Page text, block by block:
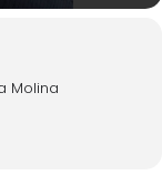
Molina